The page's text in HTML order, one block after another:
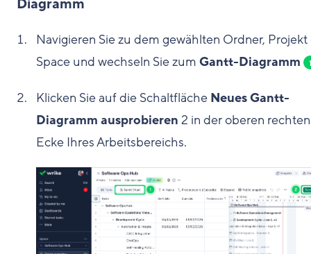
Diagramm
Navigieren Sie zu dem gewählten Ordner,
Space und wechseln Sie zum Gantt-Diagramm 1
Klicken Sie auf die Schaltfläche Neues Gantt-
Diagramm ausprobieren 2 in der oberen rechten
Ecke Ihres Arbeitsbereichs.